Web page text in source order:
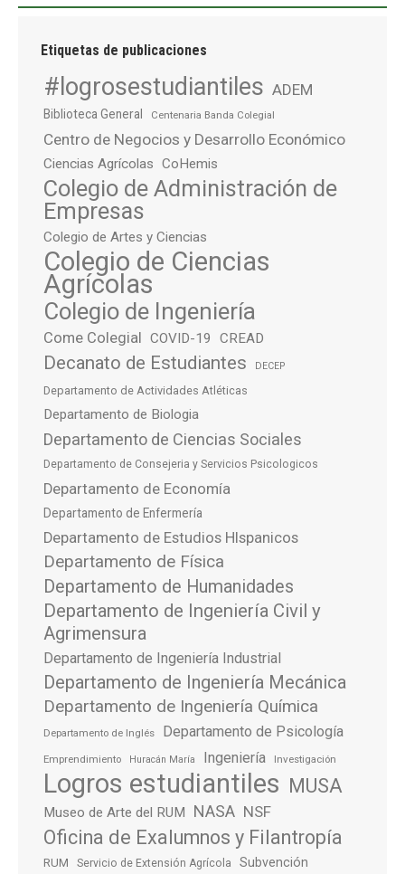
Etiquetas de publicaciones
#logrosestudiantiles ADEM
Biblioteca General Centenaria Banda Colegial
Centro de Negocios y Desarrollo Económico
Ciencias Agrícolas CoHemis
Colegio de Administración de
Empresas
Colegio de Artes y Ciencias
Colegio de Ciencias
Agrícolas
Colegio de Ingeniería
Come Colegial COVID-19 CREAD
Decanato de Estudiantes DECEP
Departamento de Actividades Atléticas
Departamento de Biologia
Departamento de Ciencias Sociales
Departamento de Consejeria y Servicios Psicologicos
Departamento de Economía
Departamento de Enfermería
Departamento de Estudios HIspanicos
Departamento de Física
Departamento de Humanidades
Departamento de Ingeniería Civil y
Agrimensura
Departamento de Ingeniería Industrial
Departamento de Ingeniería Mecánica
Departamento de Ingeniería Química
Departamento de Inglés Departamento de Psicología
Emprendimiento Huracán María Ingeniería Investigación
Logros estudiantiles MUSA
Museo de Arte del RUM NASA NSF
Oficina de Exalumnos y Filantropía
RUM Servicio de Extensión Agrícola Subvención